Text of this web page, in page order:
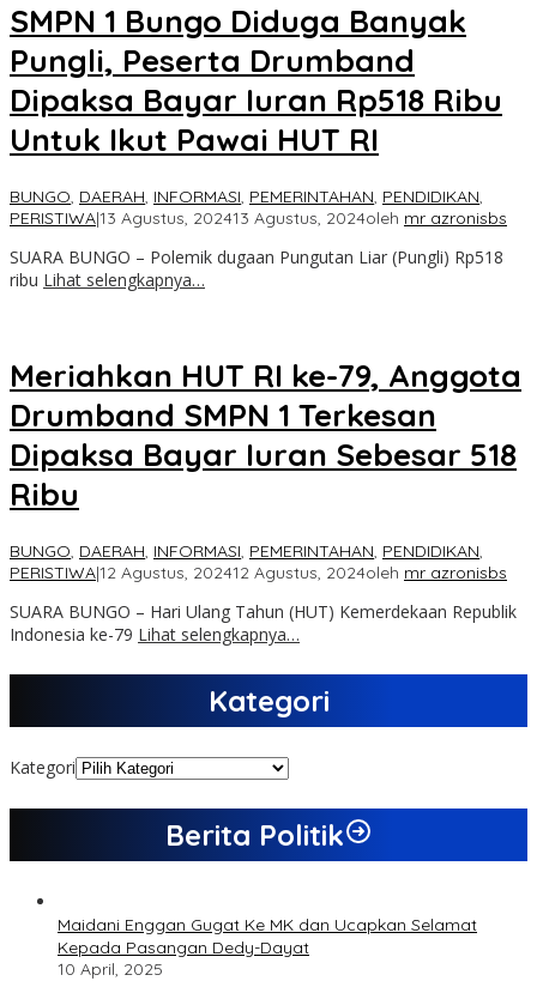
SMPN 1 Bungo Diduga Banyak
Pungli, Peserta Drumband
Dipaksa Bayar Iuran Rp518 Ribu
Untuk Ikut Pawai HUT RI
BUNGO, DAERAH, INFORMASI, PEMERINTAHAN, PENDIDIKAN,
PERISTIWA|13 Agustus, 202413 Agustus, 2024oleh mr azronisbs
SUARA BUNGO – Polemik dugaan Pungutan Liar (Pungli) Rp518
ribu Lihat selengkapnya…
Meriahkan HUT RI ke-79, Anggota
Drumband SMPN 1 Terkesan
Dipaksa Bayar Iuran Sebesar 518
Ribu
BUNGO, DAERAH, INFORMASI, PEMERINTAHAN, PENDIDIKAN,
PERISTIWA|12 Agustus, 202412 Agustus, 2024oleh mr azronisbs
SUARA BUNGO – Hari Ulang Tahun (HUT) Kemerdekaan Republik
Indonesia ke-79 Lihat selengkapnya…
Kategori
Kategori
Berita Politik
Maidani Enggan Gugat Ke MK dan Ucapkan Selamat
Kepada Pasangan Dedy-Dayat
10 April, 2025